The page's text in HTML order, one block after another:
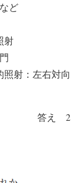
ど
射
射：左右対向
答え 2